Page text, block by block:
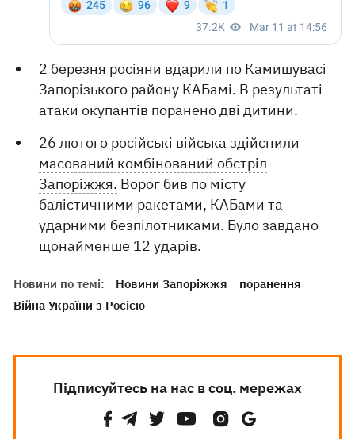
2 березня росіяни вдарили по Камишувасі
Запорізького району КАБамі. В результаті
атаки окупантів поранено дві дитини.
26 лютого російські війська здійснили
масований комбінований обстріл
Запоріжжя. Ворог бив по місту
балістичними ракетами, КАБами та
ударними безпілотниками. Було завдано
щонайменше 12 ударів.
Новини по темі: Новини Запоріжжя
поранення
Війна України з Росією
Підписуйтесь на нас в соц. мережах